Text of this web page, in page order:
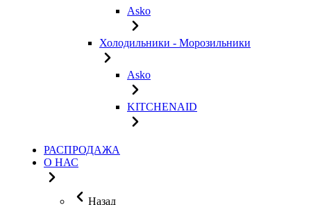
Asko
Холодильники - Морозильники
Asko
KITCHENAID
РАСПРОДАЖА
О НАС
Назад